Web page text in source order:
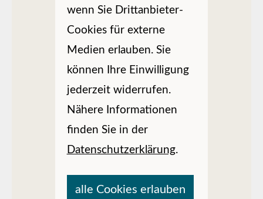
wenn Sie Drittanbieter-
Cookies für externe
Medien erlauben. Sie
können Ihre Einwilligung
jederzeit widerrufen.
Nähere Informationen
finden Sie in der
Datenschutzerklärung.
alle Cookies erlauben